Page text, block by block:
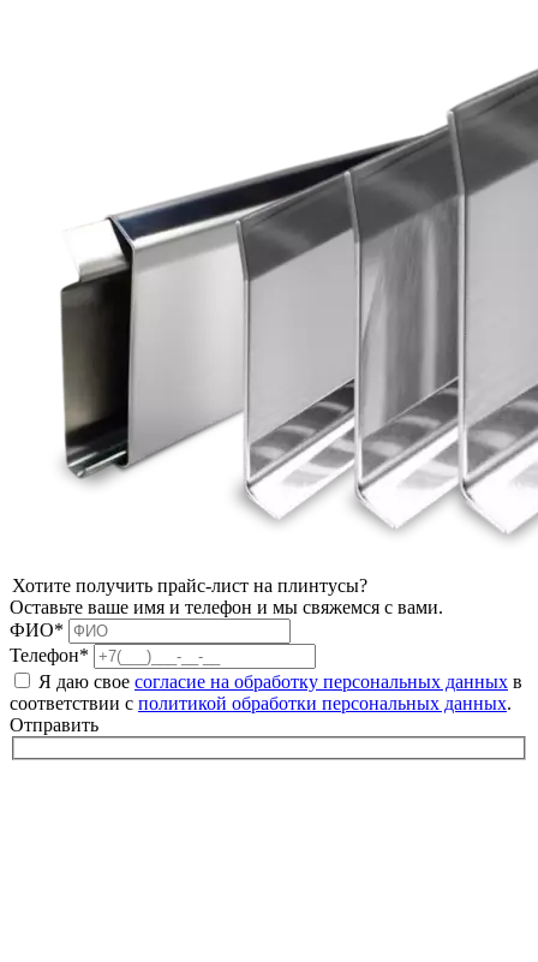
Хотите получить прайс-лист на плинтусы?
Оставьте ваше имя и телефон и мы свяжемся с вами.
ФИО*
Телефон*
Я даю свое согласие на обработку персональных данных в
соответствии с политикой обработки персональных данных.
Отправить